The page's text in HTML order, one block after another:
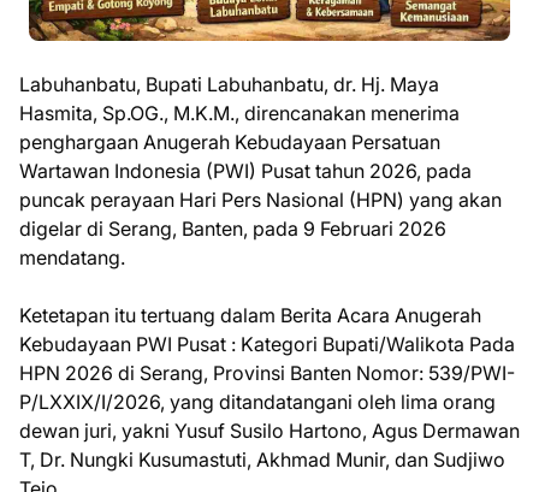
Labuhanbatu, Bupati Labuhanbatu, dr. Hj. Maya
Hasmita, Sp.OG., M.K.M., direncanakan menerima
penghargaan Anugerah Kebudayaan Persatuan
Wartawan Indonesia (PWI) Pusat tahun 2026, pada
puncak perayaan Hari Pers Nasional (HPN) yang akan
digelar di Serang, Banten, pada 9 Februari 2026
mendatang.
Ketetapan itu tertuang dalam Berita Acara Anugerah
Kebudayaan PWI Pusat : Kategori Bupati/Walikota Pada
HPN 2026 di Serang, Provinsi Banten Nomor: 539/PWI-
P/LXXIX/I/2026, yang ditandatangani oleh lima orang
dewan juri, yakni Yusuf Susilo Hartono, Agus Dermawan
T, Dr. Nungki Kusumastuti, Akhmad Munir, dan Sudjiwo